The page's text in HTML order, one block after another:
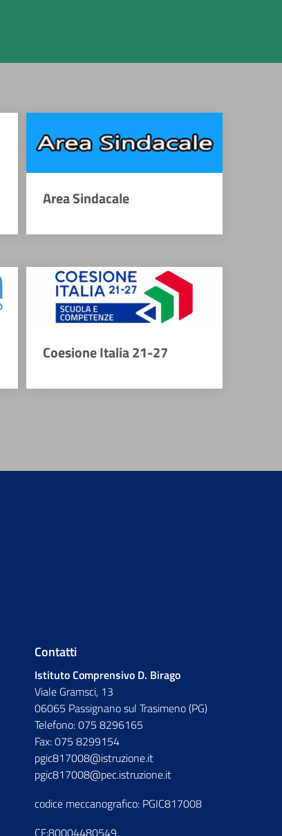
Area Sindacale
Coesione Italia 21-27
Contatti
Istituto Comprensivo D. Birago
Viale Gramsci, 13
06065 Passignano sul Trasimeno (PG)
Telefono: 075 8296165
Fax: 075 8299154
pgic817008@istruzione.it
pgic817008@pec.istruzione.it
codice meccanografico: PGIC817008
CF:80004480549